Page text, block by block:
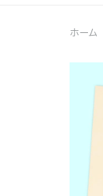
ホーム